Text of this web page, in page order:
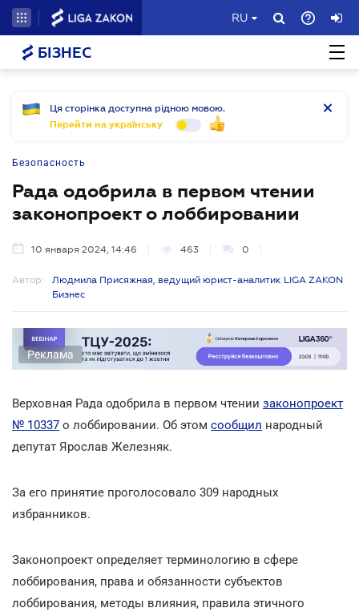
RU
БІЗНЕС
Ця сторінка доступна рідною мовою.
Перейти на українську
Безопасность
Рада одобрила в первом чтении
законопроект о лоббировании
10 января 2024, 14:46 463 0
Автор:
Людмила Присяжная, ведущий юрист-аналитик LIGA ZAKON
Бизнес
Реклама
Верховная Рада одобрила в первом чтении законопроект
№ 10337 о лоббировании. Об этом сообщил народный
депутат Ярослав Железняк.
За его принятие проголосовало 309 народных
избранников.
Законопроект определяет терминологию в сфере
лоббирования, права и обязанности субъектов
лоббирования, методы влияния, правила этичного